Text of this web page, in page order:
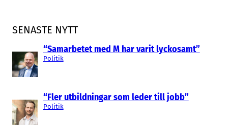
SENASTE NYTT
“Samarbetet med M har varit lyckosamt”
Politik
“Fler utbildningar som leder till jobb”
Politik